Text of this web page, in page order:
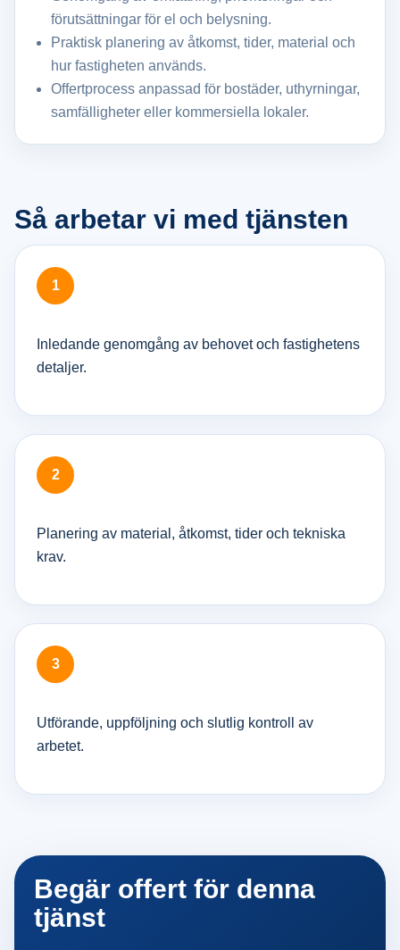
förutsättningar för el och belysning.
Praktisk planering av åtkomst, tider, material och
hur fastigheten används.
Offertprocess anpassad för bostäder, uthyrningar,
samfälligheter eller kommersiella lokaler.
Så arbetar vi med tjänsten
Inledande genomgång av behovet och fastighetens
detaljer.
Planering av material, åtkomst, tider och tekniska
krav.
Utförande, uppföljning och slutlig kontroll av
arbetet.
Begär offert för denna
tjänst